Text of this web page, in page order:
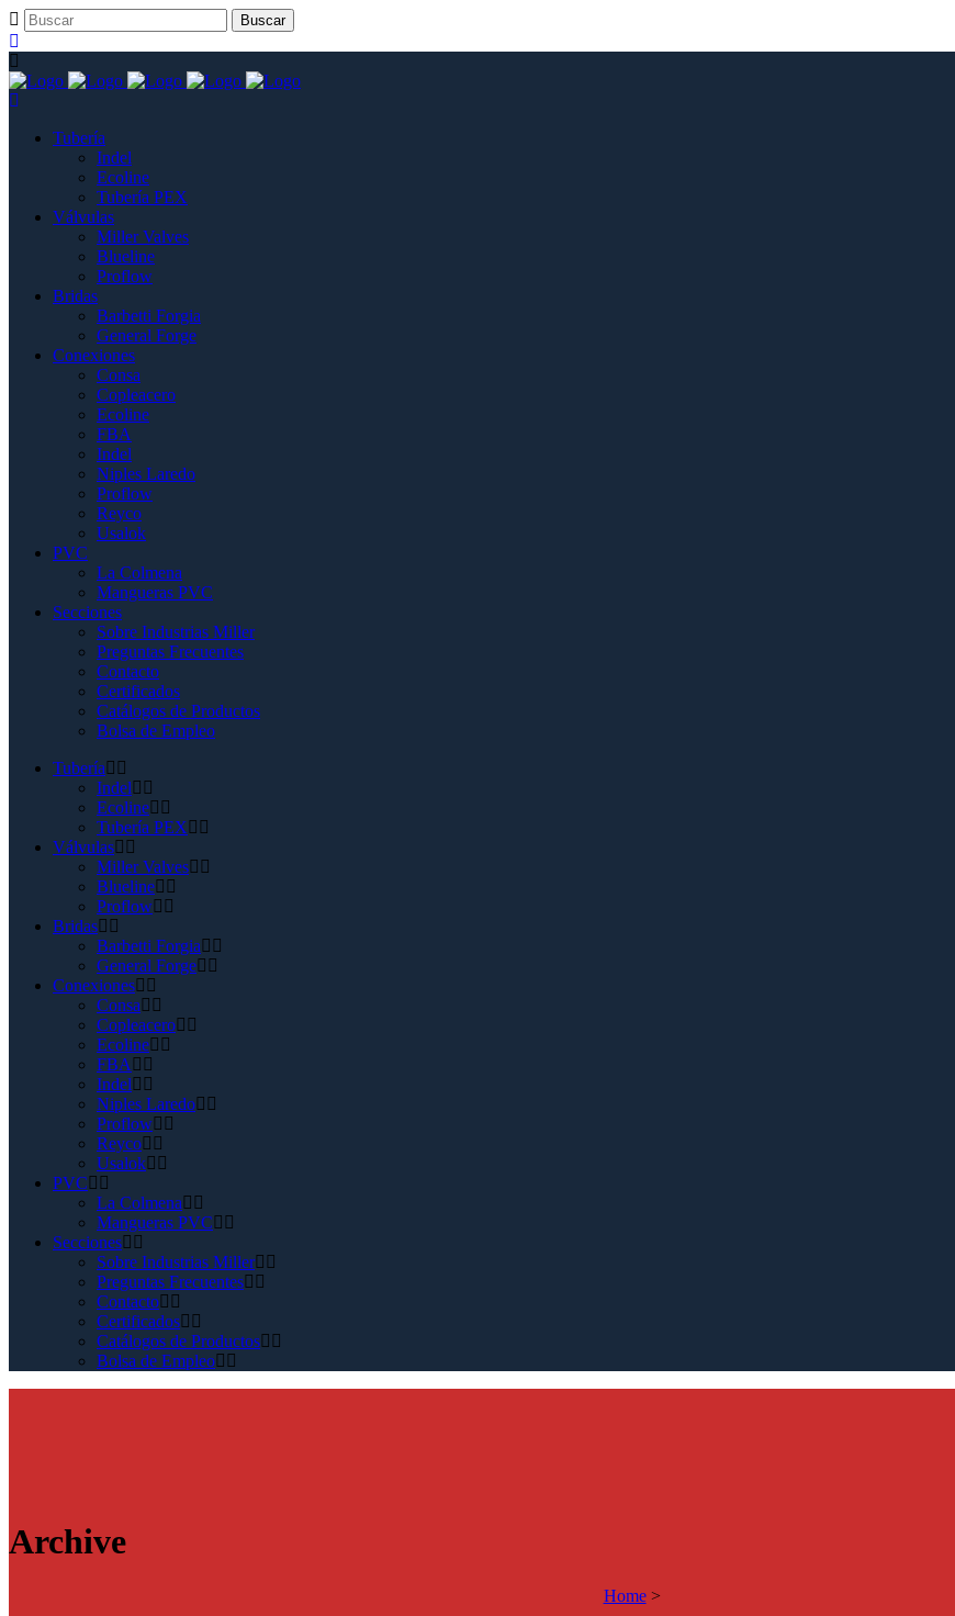
Tubería
Indel
Ecoline
Tubería PEX
Válvulas
Miller Valves
Blueline
Proflow
Bridas
Barbetti Forgia
General Forge
Conexiones
Consa
Copleacero
Ecoline
FBA
Indel
Niples Laredo
Proflow
Reyco
Usalok
PVC
La Colmena
Mangueras PVC
Secciones
Sobre Industrias Miller
Preguntas Frecuentes
Contacto
Certificados
Catálogos de Productos
Bolsa de Empleo
Tubería
Indel
Ecoline
Tubería PEX
Válvulas
Miller Valves
Blueline
Proflow
Bridas
Barbetti Forgia
General Forge
Conexiones
Consa
Copleacero
Ecoline
FBA
Indel
Niples Laredo
Proflow
Reyco
Usalok
PVC
La Colmena
Mangueras PVC
Secciones
Sobre Industrias Miller
Preguntas Frecuentes
Contacto
Certificados
Catálogos de Productos
Bolsa de Empleo
Archive
Home>